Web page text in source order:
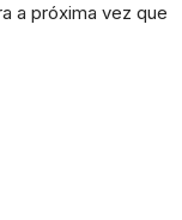
a próxima vez que